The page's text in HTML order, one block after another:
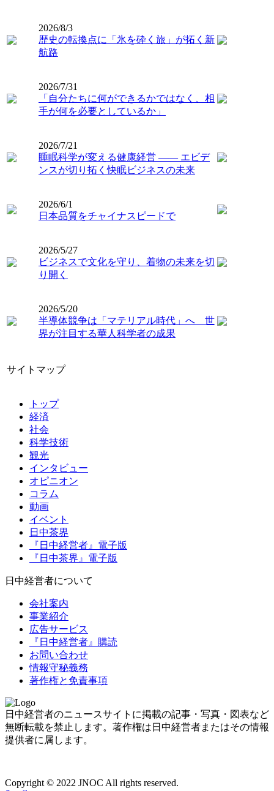
2026/8/3
歴史の転換点に「氷を砕く旅」が拓く新
航路
2026/7/31
「自分たちに何ができるかではなく、相
手が何を必要としているか」
2026/7/21
睡眠科学が変える健康経営 ―― エビデ
ンスが切り拓く快眠ビジネスの未来
2026/6/1
日本品質をチャイナスピードで
2026/5/27
ビジネスで文化を守り、着物の未来を切
り開く
2026/5/20
半導体競争は「マテリアル時代」へ 世
界が注目する華人科学者の成果
サイトマップ
トップ
経済
社会
科学技術
観光
インタビュー
オピニオン
コラム
動画
イベント
日中茶界
『日中経営者』電子版
『日中茶界』電子版
日中経営者について
会社案内
事業紹介
広告サービス
『日中経営者』購読
お問い合わせ
情報守秘義務
著作権と免責事項
日中経営者のニュースサイトに掲載の記事・写真・図表など
無断転載を禁止します。著作権は日中経営者またはその情報
提供者に属します。
Copyright © 2022 JNOC All rights reserved.